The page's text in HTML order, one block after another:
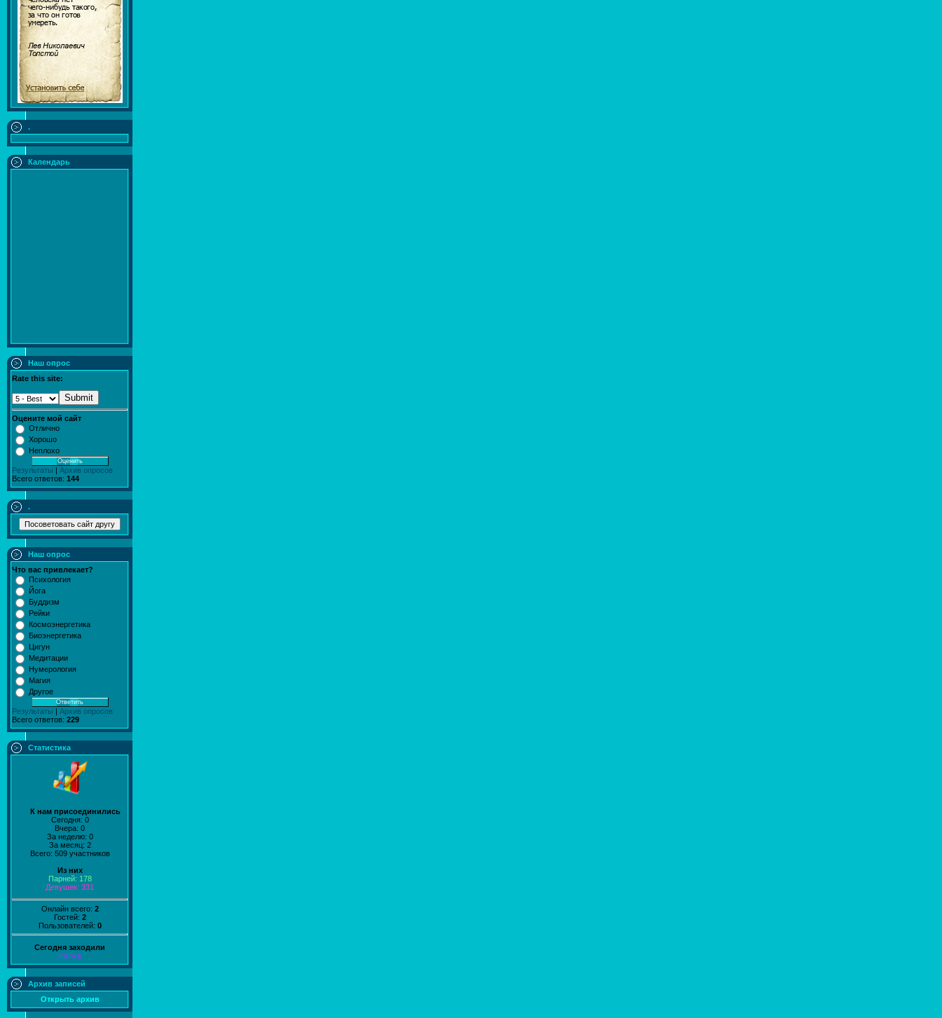
.
Календарь
Наш опрос
Rate this site:
Submit
Оцените мой сайт
Отлично
Хорошо
Неплохо
Результаты
Архив опросов
Всего ответов: 144
.
Наш опрос
Что вас привлекает?
Психология
Йога
Буддизм
Рейки
Космоэнергетика
Биоэнергетика
Цигун
Медитации
Нумерология
Магия
Другое
Результаты | Архив опросов
Всего ответов: 229
Статистика
К нам присоединились
Сегодня: 0
Вчера: 0
За неделю: 0
За месяц: 2
Всего: 509 участников
Из них
Парней: 178
Девушек: 331
Онлайн всего: 2
Гостей: 2
Пользователей: 0
Сегодня заходили
Irishka
Архив записей
Открыть архив